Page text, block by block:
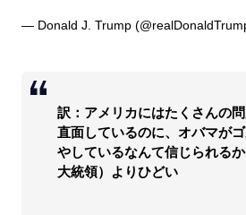
— Donald J. Trump
訳：アメリカにはたくさんの
直面しているのに、オバマが
やしているなんて信じられる
大統領）よりひどい